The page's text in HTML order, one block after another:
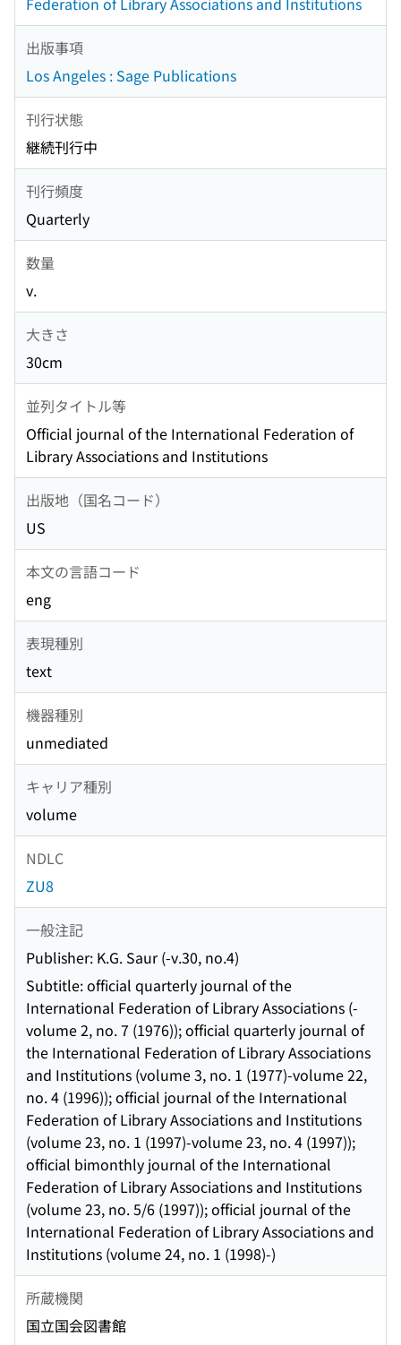
出版事項
Los Angeles : Sage Publications
刊行状態
継続刊行中
刊行頻度
Quarterly
数量
v.
大きさ
30cm
並列タイトル等
Official journal of the International Federation of
Library Associations and Institutions
出版地（国名コード）
US
本文の言語コード
eng
表現種別
text
機器種別
unmediated
キャリア種別
volume
NDLC
ZU8
一般注記
Publisher: K.G. Saur (-v.30, no.4)
Subtitle: official quarterly journal of the
International Federation of Library Associations (-
volume 2, no. 7 (1976)); official quarterly journal of
the International Federation of Library Associations
and Institutions (volume 3, no. 1 (1977)-volume 22,
no. 4 (1996)); official journal of the International
Federation of Library Associations and Institutions
(volume 23, no. 1 (1997)-volume 23, no. 4 (1997));
official bimonthly journal of the International
Federation of Library Associations and Institutions
(volume 23, no. 5/6 (1997)); official journal of the
International Federation of Library Associations and
Institutions (volume 24, no. 1 (1998)-)
所蔵機関
国立国会図書館